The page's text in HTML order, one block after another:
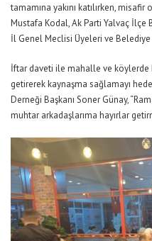
tamamına yakını katılırken,
Mustafa Kodal, Ak Parti Yalvaç İlçe
İl Genel Meclisi Üyeleri ve
İftar daveti ile mahalle ve köylerde
getirerek kaynaşma sağlamayı
Derneği Başkanı Soner Günay,
muhtar arkadaşlarıma hayırlar